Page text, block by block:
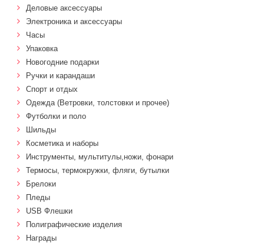
Деловые аксессуары
Электроника и аксессуары
Часы
Упаковка
Новогодние подарки
Ручки и карандаши
Спорт и отдых
Одежда (Ветровки, толстовки и прочее)
Футболки и поло
Шильды
Косметика и наборы
Инструменты, мультитулы,ножи, фонари
Термосы, термокружки, фляги, бутылки
Брелоки
Пледы
USB Флешки
Полиграфические изделия
Награды